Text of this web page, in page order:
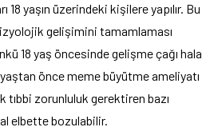
18 yaşın üzerindeki kişilere yapılır. Bu
gelişimini tamamlaması
18 yaş öncesinde gelişme çağı hala
yaştan önce meme büyütme ameliyatı
tıbbi zorunluluk gerektiren bazı
elbette bozulabilir.